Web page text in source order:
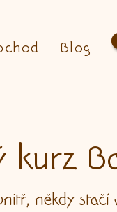
Blog
kurz
někdy